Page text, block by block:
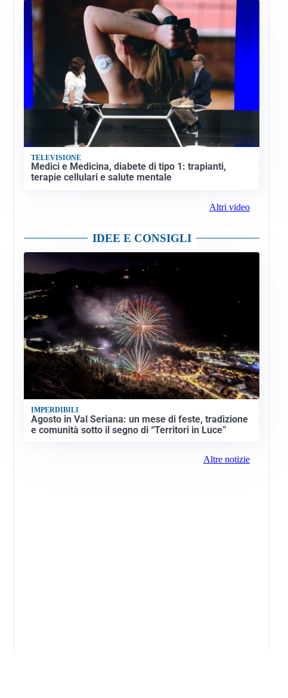
TELEVISIONE
Medici e Medicina, diabete di tipo 1: trapianti,
terapie cellulari e salute mentale
Altri video
IDEE E CONSIGLI
IMPERDIBILI
Agosto in Val Seriana: un mese di feste, tradizione
e comunità sotto il segno di “Territori in Luce”
Altre notizie